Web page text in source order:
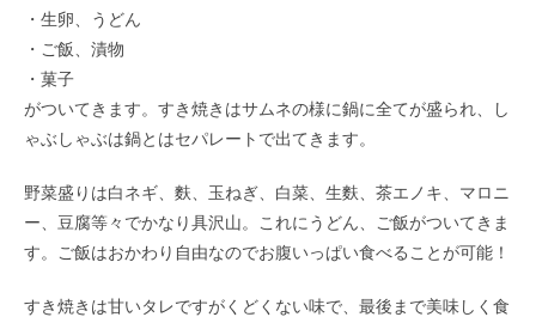
・生卵、うどん
・ご飯、漬物
・菓子
がついてきます。すき焼きはサムネの様に鍋に全てが盛られ、し
ゃぶしゃぶは鍋とはセパレートで出てきます。
野菜盛りは白ネギ、麩、玉ねぎ、白菜、生麩、茶エノキ、マロニ
ー、豆腐等々でかなり具沢山。これにうどん、ご飯がついてきま
す。ご飯はおかわり自由なのでお腹いっぱい食べることが可能！
すき焼きは甘いタレですがくどくない味で、最後まで美味しく食